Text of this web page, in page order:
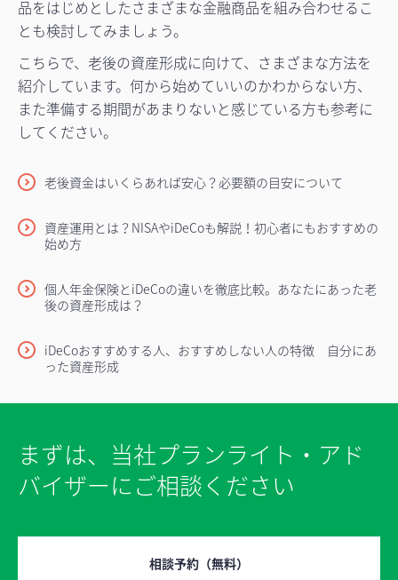
品をはじめとしたさまざまな金融商品を組み合わせるこ
とも検討してみましょう。
こちらで、老後の資産形成に向けて、さまざまな方法を
紹介しています。何から始めていいのかわからない方、
また準備する期間があまりないと感じている方も参考に
してください。
老後資金はいくらあれば安心？必要額の目安について
資産運用とは？NISAやiDeCoも解説！初心者にもおすすめの
始め方
個人年金保険とiDeCoの違いを徹底比較。あなたにあった老
後の資産形成は？
iDeCoおすすめする人、おすすめしない人の特徴 自分にあ
った資産形成
まずは、当社プランライト・アド
バイザーにご相談ください
相談予約（無料）